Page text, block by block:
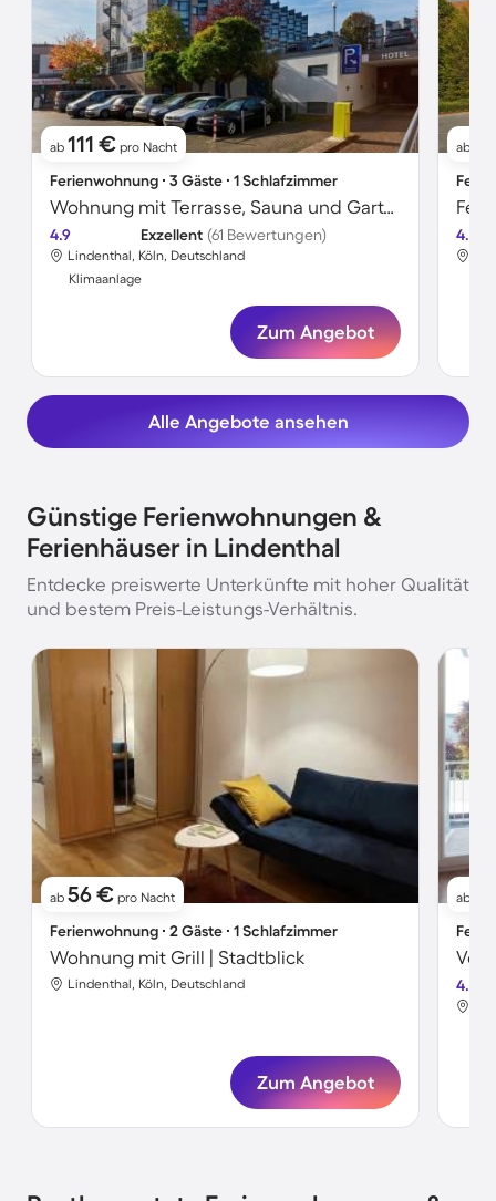
ab 111 € pro Nacht
Ferienwohnung ∙ 3 Gäste ∙ 1 Schlafzimmer
Wohnung mit Terrasse, Sauna und Garten
4.9 Exzellent (61 Bewertungen)
Lindenthal, Köln, Deutschland
Klimaanlage
Zum Angebot
ab
4.8
Alle Angebote ansehen
Günstige Ferienwohnungen &
Ferienhäuser in Lindenthal
Entdecke preiswerte Unterkünfte mit hoher Qualität
und bestem Preis-Leistungs-Verhältnis.
ab 56 € pro Nacht
Ferienwohnung ∙ 2 Gäste ∙ 1 Schlafzimmer
Wohnung mit Grill | Stadtblick
Lindenthal, Köln, Deutschland
Zum Angebot
ab
Voll
4.2